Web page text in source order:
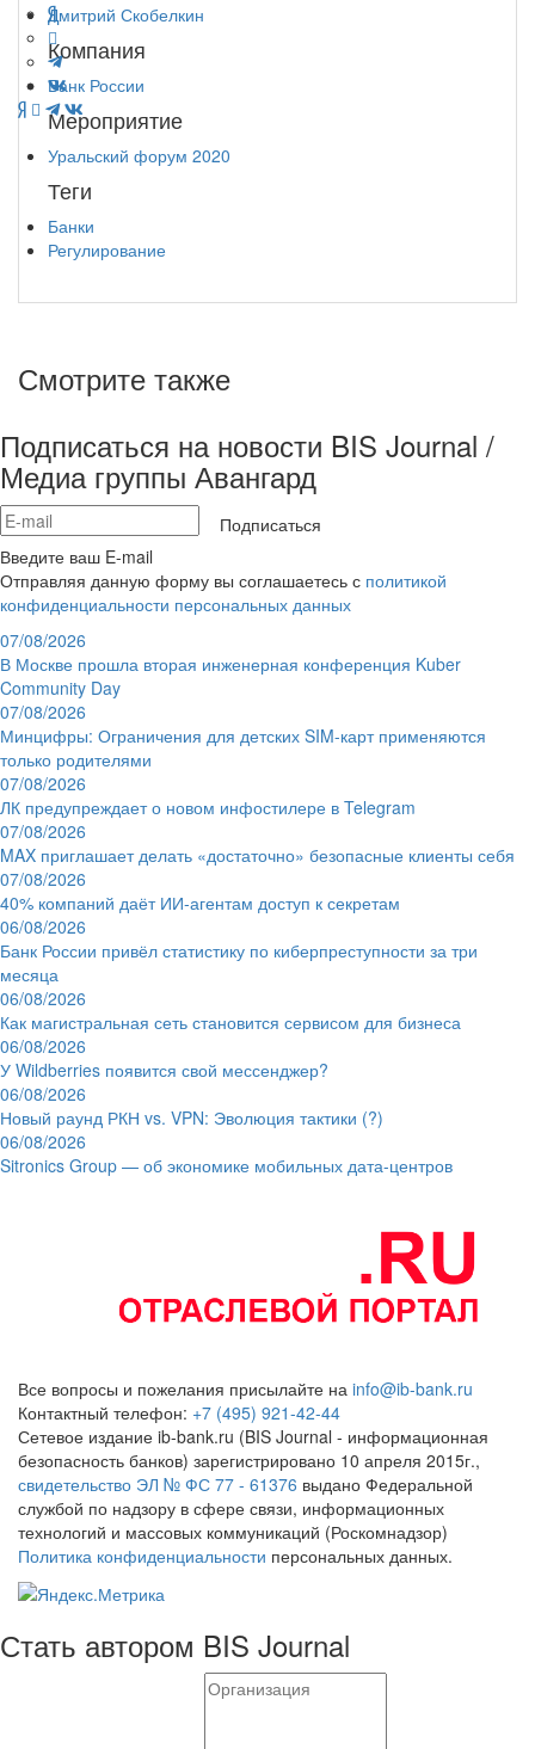
Дмитрий Скобелкин
Компания
Банк России
Мероприятие
Уральский форум 2020
Теги
Банки
Регулирование
Смотрите также
Подписаться на новости BIS Journal /
Медиа группы Авангард
Подписаться
Введите ваш E-mail
Отправляя данную форму вы соглашаетесь с политикой
конфиденциальности персональных данных
07/08/2026
В Москве прошла вторая инженерная конференция Kuber
Community Day
07/08/2026
Минцифры: Ограничения для детских SIM-карт применяются
только родителями
07/08/2026
ЛК предупреждает о новом инфостилере в Telegram
07/08/2026
MAX приглашает делать «достаточно» безопасные клиенты себя
07/08/2026
40% компаний даёт ИИ‑агентам доступ к секретам
06/08/2026
Банк России привёл статистику по киберпреступности за три
месяца
06/08/2026
Как магистральная сеть становится сервисом для бизнеса
06/08/2026
У Wildberries появится свой мессенджер?
06/08/2026
Новый раунд РКН vs. VPN: Эволюция тактики (?)
06/08/2026
Sitronics Group — об экономике мобильных дата-центров
Все вопросы и пожелания присылайте на info@ib-bank.ru
Контактный телефон: +7 (495) 921-42-44
Сетевое издание ib-bank.ru (BIS Journal - информационная
безопасность банков) зарегистрировано 10 апреля 2015г.,
свидетельство ЭЛ № ФС 77 - 61376 выдано Федеральной
службой по надзору в сфере связи, информационных
технологий и массовых коммуникаций (Роскомнадзор)
Политика конфиденциальности персональных данных.
Стать автором BIS Journal